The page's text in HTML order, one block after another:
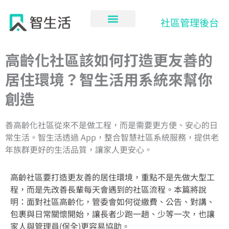
內
容
社區管理後台
高齡化社區該如何打造更友善的
居住環境？智生活用系統來幫你
創造
善高齡化社區從來不是做工程，而是需要更方便、安心的日
常生活。智生活透過 App，整合智慧社區系統服務，提供老
年族群更好的生活品質，讓家人更安心。
高齡社區要打造更友善的居住環境，重點不是先做大型工
程，而是先改善長輩每天會遇到的社區流程。本篇將說
明：面對社區高齡化，管委會如何從繳費、公告、對講、
包裹與日常關懷開始，讓長者少跑一趟、少等一次，也讓
家人與管理員(保全)更容易協助。